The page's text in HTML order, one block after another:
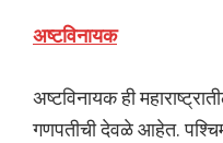
अष्टविनायक
अष्टविनायक ही
गणपतीची देवळे आहेत.